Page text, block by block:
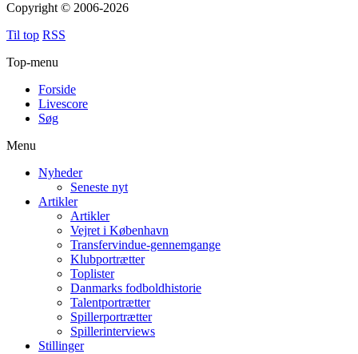
Copyright © 2006-2026
Til top RSS
Top-menu
Forside
Livescore
Søg
Menu
Nyheder
Seneste nyt
Artikler
Artikler
Vejret i København
Transfervindue-gennemgange
Klubportrætter
Toplister
Danmarks fodboldhistorie
Talentportrætter
Spillerportrætter
Spillerinterviews
Stillinger